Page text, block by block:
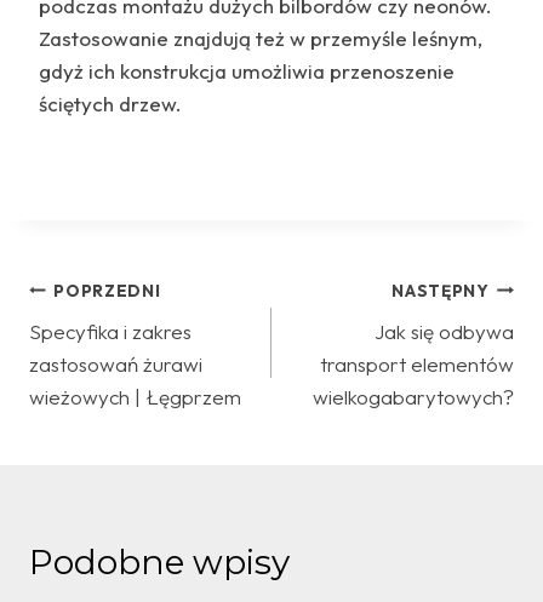
podczas montażu dużych bilbordów czy neonów.
Zastosowanie znajdują też w przemyśle leśnym,
gdyż ich konstrukcja umożliwia przenoszenie
ściętych drzew.
Nawigacja
wpisu
POPRZEDNI
Specyfika i zakres
zastosowań żurawi
wieżowych | Łęgprzem
NASTĘPNY
Jak się odbywa
transport elementów
wielkogabarytowych?
Podobne wpisy